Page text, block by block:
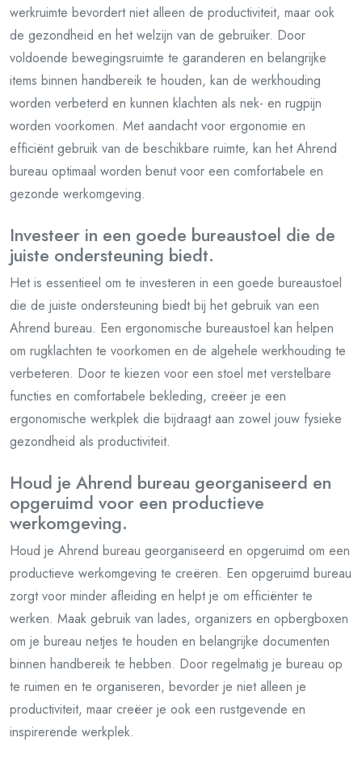
werkruimte bevordert niet alleen de productiviteit, maar ook
de gezondheid en het welzijn van de gebruiker. Door
voldoende bewegingsruimte te garanderen en belangrijke
items binnen handbereik te houden, kan de werkhouding
worden verbeterd en kunnen klachten als nek- en rugpijn
worden voorkomen. Met aandacht voor ergonomie en
efficiënt gebruik van de beschikbare ruimte, kan het Ahrend
bureau optimaal worden benut voor een comfortabele en
gezonde werkomgeving.
Investeer in een goede bureaustoel die de
juiste ondersteuning biedt.
Het is essentieel om te investeren in een goede bureaustoel
die de juiste ondersteuning biedt bij het gebruik van een
Ahrend bureau. Een ergonomische bureaustoel kan helpen
om rugklachten te voorkomen en de algehele werkhouding te
verbeteren. Door te kiezen voor een stoel met verstelbare
functies en comfortabele bekleding, creëer je een
ergonomische werkplek die bijdraagt aan zowel jouw fysieke
gezondheid als productiviteit.
Houd je Ahrend bureau georganiseerd en
opgeruimd voor een productieve
werkomgeving.
Houd je Ahrend bureau georganiseerd en opgeruimd om een
productieve werkomgeving te creëren. Een opgeruimd bureau
zorgt voor minder afleiding en helpt je om efficiënter te
werken. Maak gebruik van lades, organizers en opbergboxen
om je bureau netjes te houden en belangrijke documenten
binnen handbereik te hebben. Door regelmatig je bureau op
te ruimen en te organiseren, bevorder je niet alleen je
productiviteit, maar creëer je ook een rustgevende en
inspirerende werkplek.